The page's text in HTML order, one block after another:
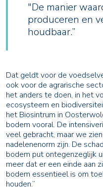
"De manier
produceren en
houdbaar.”
Dat geldt voor de
ook voor de agrarische
het anders te doen, in het
ecosysteem en
het Biosintrum in
bodem vooral. De
veel gebracht, maar we
nadelenenorm zijn. De
bodem put ontegenzeglijk
meer dat er een einde aan
bodem essentieel is om
houden.’’